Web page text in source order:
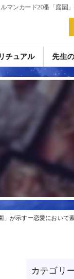
マンカード20番「庭園
チュアル 先生
が示すー恋愛において
カテゴリ